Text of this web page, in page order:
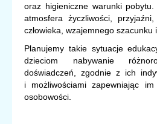
oraz higieniczne warunki
atmosfera życzliwości,
człowieka, wzajemnego szacunku
Planujemy takie sytuacje
dzieciom nabywanie
doświadczeń, zgodnie z ich
i możliwościami zapewniając
osobowości.